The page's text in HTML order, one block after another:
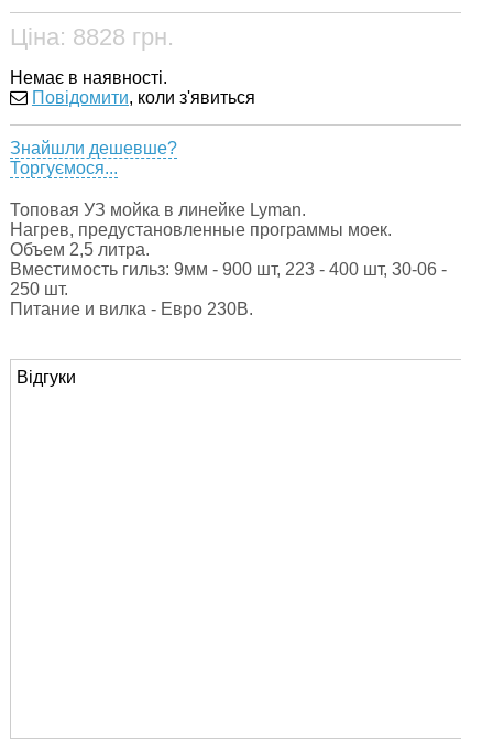
Ціна: 8828 грн.
Немає в наявності.
Повідомити, коли з'явиться
Знайшли дешевше?
Торгуємося...
Топовая УЗ мойка в линейке Lyman.
Нагрев, предустановленные программы моек.
Объем 2,5 литра.
Вместимость гильз: 9мм - 900 шт, 223 - 400 шт, 30-06 -
250 шт.
Питание и вилка - Евро 230В.
Відгуки